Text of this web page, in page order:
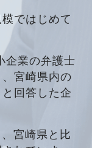
ではじめて
企業の弁護士
宮崎県内の
回答した企
宮崎県と比